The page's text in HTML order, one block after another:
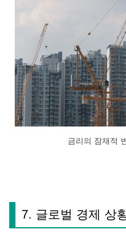
금리의 잠재적
7. 글로벌 경제 상